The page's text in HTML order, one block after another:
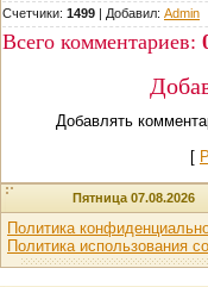
Счетчики: 1499 | Добавил: Admin
Всего комментариев:
Добавлять
[
Пятница 07.08.2026
Политика
Политика использования